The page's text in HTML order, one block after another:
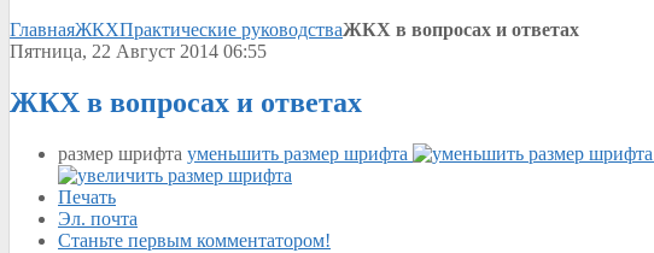
ГлавнаяЖКХПрактические руководстваЖКХ в вопросах и ответах
Пятница, 22 Август 2014 06:55
ЖКХ в вопросах и ответах
размер шрифта уменьшить размер шрифта
Печать
Эл. почта
Станьте первым комментатором!